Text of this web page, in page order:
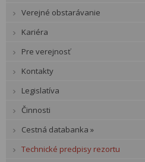
Verejné obstarávanie
Kariéra
Pre verejnosť
Kontakty
Legislatíva
Činnosti
Cestná databanka »
Technické predpisy rezortu